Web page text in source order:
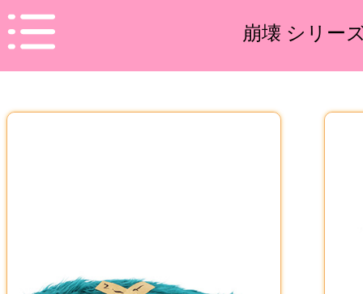
崩壊 シリー